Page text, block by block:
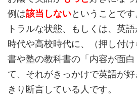
例は該当しないということで
トラルな状態、もしくは、英
時代や高校時代に、（押し付
書や塾の教科書の「内容が面
て、それがきっかけで英語が
きり断言している人です。